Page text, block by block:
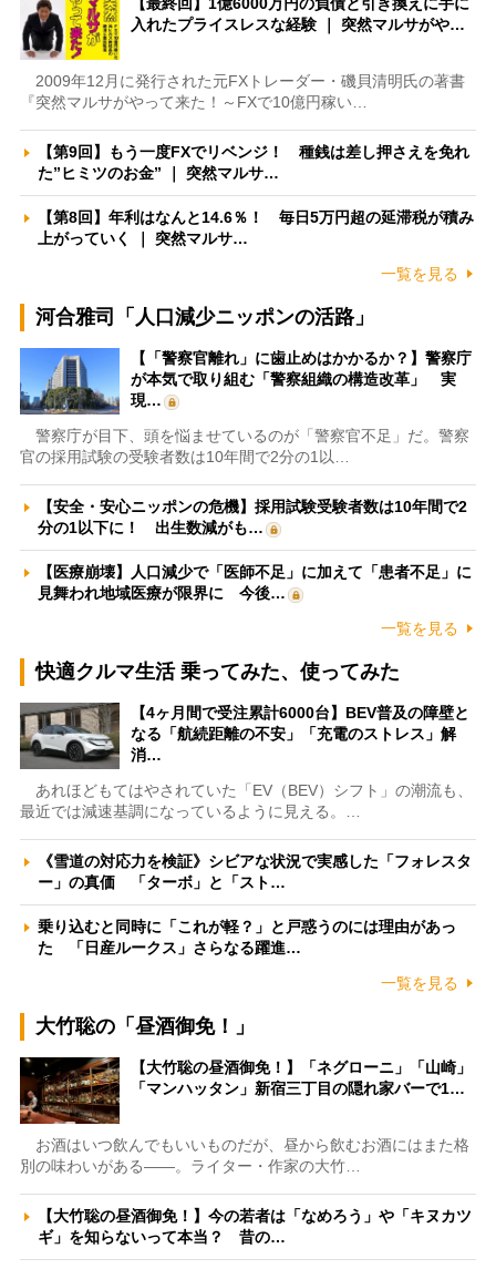
【最終回】1億6000万円の負債と引き換えに手に
入れたプライスレスな経験 ｜ 突然マルサがや…
2009年12月に発行された元FXトレーダー・磯貝清明氏の著書
『突然マルサがやって来た！～FXで10億円稼い…
【第9回】もう一度FXでリベンジ！ 種銭は差し押さえを免れ
た”ヒミツのお金” ｜ 突然マルサ…
【第8回】年利はなんと14.6％！ 毎日5万円超の延滞税が積み
上がっていく ｜ 突然マルサ…
一覧を見る
河合雅司「人口減少ニッポンの活路」
【「警察官離れ」に歯止めはかかるか？】警察庁
が本気で取り組む「警察組織の構造改革」 実
現…
警察庁が目下、頭を悩ませているのが「警察官不足」だ。警察
官の採用試験の受験者数は10年間で2分の1以…
【安全・安心ニッポンの危機】採用試験受験者数は10年間で2
分の1以下に！ 出生数減がも…
【医療崩壊】人口減少で「医師不足」に加えて「患者不足」に
見舞われ地域医療が限界に 今後…
一覧を見る
快適クルマ生活 乗ってみた、使ってみた
【4ヶ月間で受注累計6000台】BEV普及の障壁と
なる「航続距離の不安」「充電のストレス」解
消…
あれほどもてはやされていた「EV（BEV）シフト」の潮流も、
最近では減速基調になっているように見える。…
《雪道の対応力を検証》シビアな状況で実感した「フォレスタ
ー」の真価 「ターボ」と「スト…
乗り込むと同時に「これが軽？」と戸惑うのには理由があっ
た 「日産ルークス」さらなる躍進…
一覧を見る
大竹聡の「昼酒御免！」
【大竹聡の昼酒御免！】「ネグローニ」「山崎」
「マンハッタン」新宿三丁目の隠れ家バーで1…
お酒はいつ飲んでもいいものだが、昼から飲むお酒にはまた格
別の味わいがある――。ライター・作家の大竹…
【大竹聡の昼酒御免！】今の若者は「なめろう」や「キヌカツ
ギ」を知らないって本当？ 昔の…